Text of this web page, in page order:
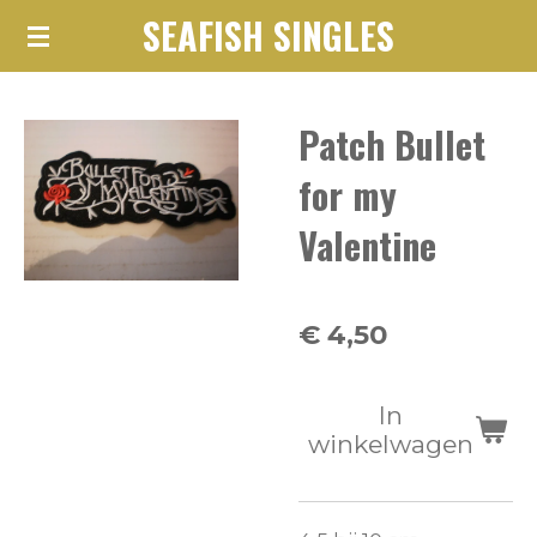
Ga
hoofdinhoud
SEAFISH SINGLES
Patch Bullet
for my
Valentine
€ 4,50
In
winkelwagen